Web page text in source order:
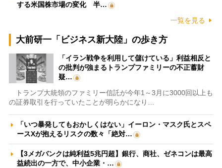
する米国株市場の変化 半…
一覧を見る
大前研一「ビジネス新大陸」の歩き方
「イラン戦争を利用して儲けている」利益相反と
の批判が強まるトランプファミリーの不正蓄財
疑…
トランプ大統領のファミリー信託が今年1～3月に3000回以上も
の証券取引を行っていたことが明らかになり…
「いつ暴発してもおかしくはない」イーロン・マスク氏とスペ
ースXが抱えるリスクの数々「絶対…
【3メガバンクは純利益5兆円超】銀行、商社、ゼネコンは最高
益続出の一方で、中小企業・…